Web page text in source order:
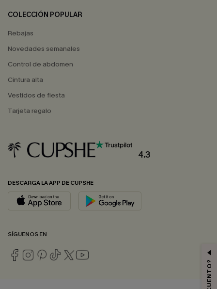
COLECCIÓN POPULAR
Rebajas
Novedades semanales
Control de abdomen
Cintura alta
Vestidos de fiesta
Tarjeta regalo
4.3
DESCARGA LA APP DE CUPSHE
SÍGUENOS EN